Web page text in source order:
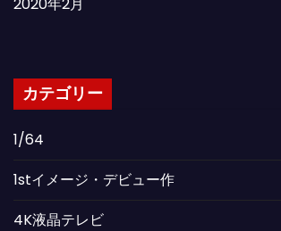
カテゴリー
1/64
1stイメージ・デビュー作
4K液晶テレビ